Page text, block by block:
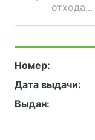
отхода...
Номер:
Дата выдачи:
Выдан: